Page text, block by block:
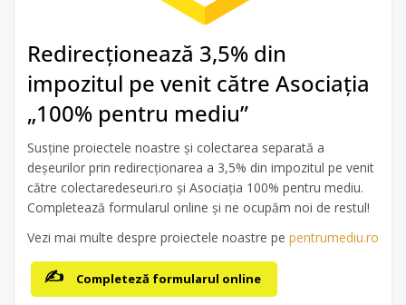
Redirecționează 3,5% din
impozitul pe venit către Asociația
„100% pentru mediu”
Susține proiectele noastre și colectarea separată a
deșeurilor prin redirecționarea a 3,5% din impozitul pe venit
către colectaredeseuri.ro și Asociația 100% pentru mediu.
Completează formularul online și ne ocupăm noi de restul!
Vezi mai multe despre proiectele noastre pe pentrumediu.ro
Completeză formularul online